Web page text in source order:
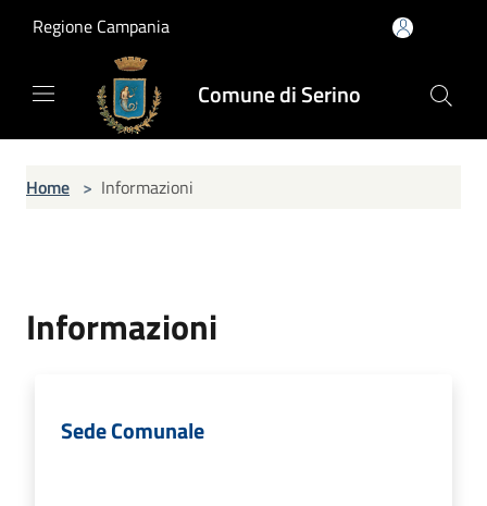
Regione Campania
Comune di Serino
Home > Informazioni
Informazioni
Sede Comunale